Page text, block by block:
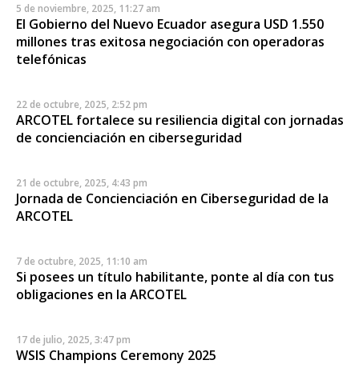
5 de noviembre, 2025, 11:27 am
El Gobierno del Nuevo Ecuador asegura USD 1.550
millones tras exitosa negociación con operadoras
telefónicas
22 de octubre, 2025, 2:52 pm
ARCOTEL fortalece su resiliencia digital con jornadas
de concienciación en ciberseguridad
21 de octubre, 2025, 4:43 pm
Jornada de Concienciación en Ciberseguridad de la
ARCOTEL
7 de octubre, 2025, 11:10 am
Si posees un título habilitante, ponte al día con tus
obligaciones en la ARCOTEL
17 de julio, 2025, 3:47 pm
WSIS Champions Ceremony 2025